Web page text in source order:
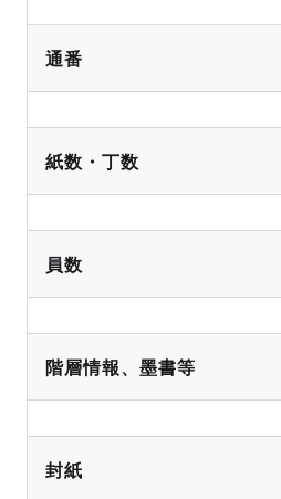
通番
紙数・丁数
員数
階層情報、墨書等
封紙